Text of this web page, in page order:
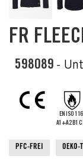
Skip
to
beginning
images
gallery
FR
598089 -
EN ISO
A1+A2 B1
PFC-FREI OEKO-